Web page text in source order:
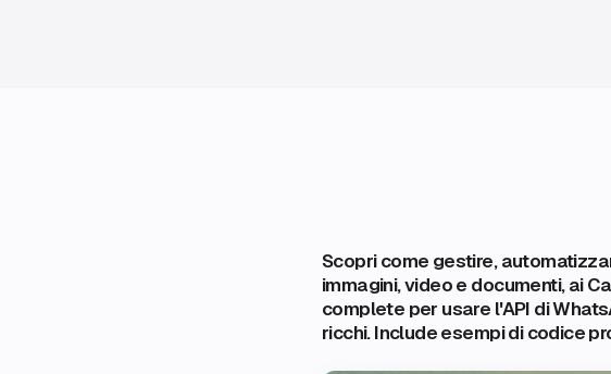
Scopri come gestire,
immagini, video e documenti, ai
complete per usare l'API di
ricchi. Include esempi di codice